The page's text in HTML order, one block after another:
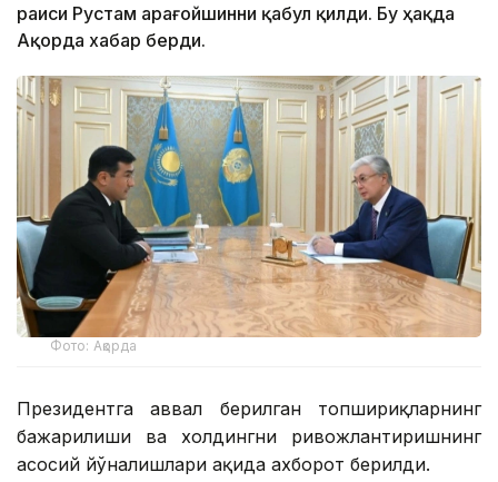
раиси Рустам Қарағойшинни қабул қилди. Бу ҳақда
Ақорда хабар берди.
Фото: Ақорда
Президентга аввал берилган топшириқларнинг
бажарилиши ва холдингни ривожлантиришнинг
асосий йўналишлари ҳақида ахборот берилди.